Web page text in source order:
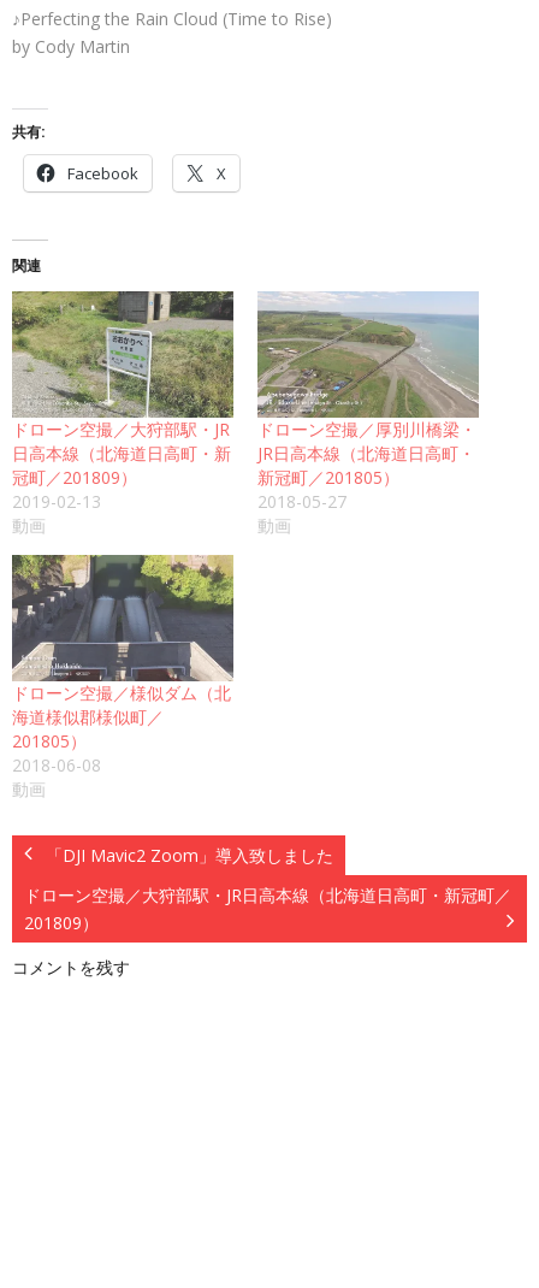
♪Perfecting the Rain Cloud (Time to Rise)
by Cody Martin
共有:
Facebook X
関連
ドローン空撮／大狩部駅・JR
日高本線（北海道日高町・新
冠町／201809）
2019-02-13
動画
ドローン空撮／厚別川橋梁・
JR日高本線（北海道日高町・
新冠町／201805）
2018-05-27
動画
ドローン空撮／様似ダム（北
海道様似郡様似町／
201805）
2018-06-08
動画
「DJI Mavic2 Zoom」導入致しました
ドローン空撮／大狩部駅・JR日高本線（北海道日高町・新冠町／
201809）
コメントを残す